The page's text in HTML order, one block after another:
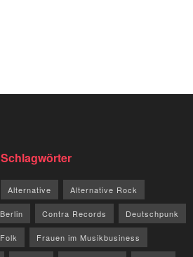
Schlagwörter
Alternative Alternative Rock
Berlin Contra Records Deutschpunk
Folk Frauen im Musikbusiness